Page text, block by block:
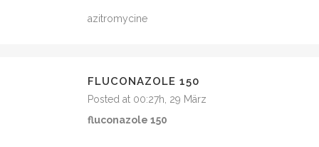
azitromycine
FLUCONAZOLE 150
Posted at 00:27h, 29 März
fluconazole 150